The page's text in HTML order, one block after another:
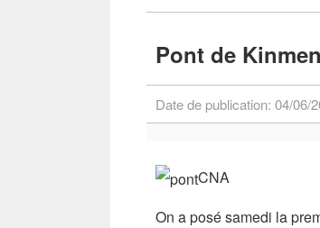
Pont de
Date de publication: 04/06/
CNA
On a posé samedi la